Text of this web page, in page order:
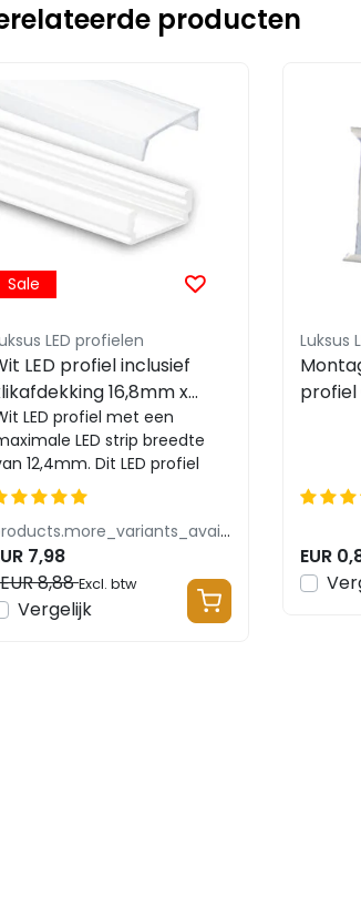
producten
Sale
LED profielen
LED profiel inclusief
16,8mm x
- 01WIT
LED profiel met een
LED strip breedte
12,4mm. Dit LED profiel
wij in 1 of 2 meter met
klika...
products.more_variants_available
7,98
EUR 8,88Excl. btw
Vergelijk
profiel
EUR